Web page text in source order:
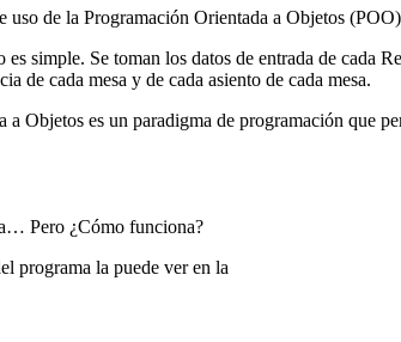
de la Programación Orientada a Objetos
simple. Se toman los datos de entrada de cada
de cada mesa y de cada asiento de cada mesa.
a Objetos es un paradigma de programación que
Pero ¿Cómo funciona?
programa la puede ver en la